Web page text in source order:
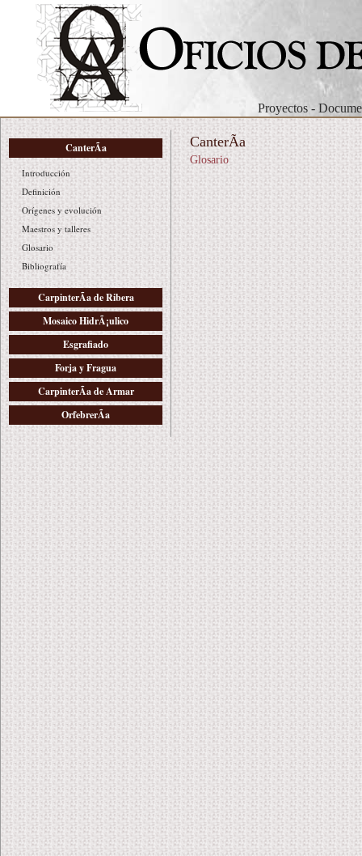
Proyectos -
CanterÃ­a
Introducción
Definición
Orígenes y evolución
Maestros y talleres
Glosario
Bibliografía
CarpinterÃ­a de Ribera
Mosaico HidrÃ¡ulico
Esgrafiado
Forja y Fragua
CarpinterÃ­a de Armar
OrfebrerÃ­a
CanterÃ­a
Glosario